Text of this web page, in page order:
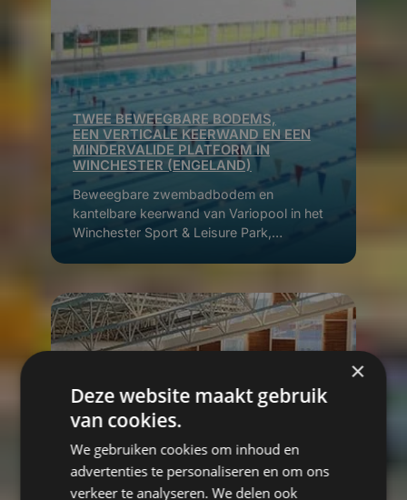
TWEE BEWEEGBARE BODEMS,
EEN VERTICALE KEERWAND EN EEN
MINDERVALIDE PLATFORM IN
WINCHESTER (ENGELAND)
Beweegbare zwembadbodem en
kantelbare keerwand van Variopool in het
Winchester Sport & Leisure Park,
energiegebruik.
×
Deze website maakt gebruik
van cookies.
We gebruiken cookies om inhoud en
advertenties te personaliseren en om ons
verkeer te analyseren. We delen ook